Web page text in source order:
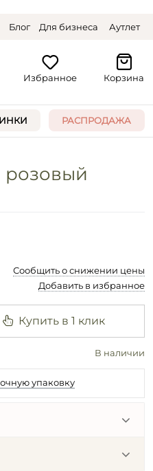
Блог Для бизнеса Аутлет
Избранное Корзина
РАСПРОДАЖА
розовый
Сообщить о снижении цены
Добавить в избранное
Купить в 1 клик
В наличии
упаковку